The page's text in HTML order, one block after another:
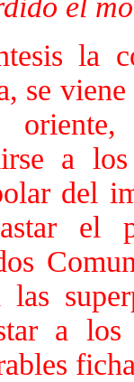
el
la
se
a
del
el
las
a los